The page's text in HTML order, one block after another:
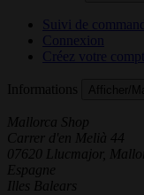
Suivi de
Connexion
Créez votre
Informations
Mallorca Shop
Carrer d'en Melià 44
07620 Llucmajor,
Espagne
Illes Balears